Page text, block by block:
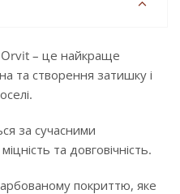
– це найкраще
та створення затишку і
за сучасними
та довговічність.
покриттю, яке